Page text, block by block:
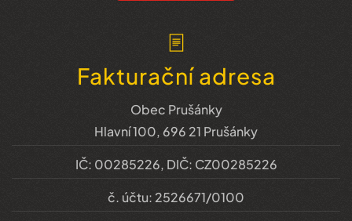
Fakturační adresa
Obec Prušánky
Hlavní 100, 696 21 Prušánky
IČ: 00285226, DIČ: CZ00285226
č. účtu: 2526671/0100